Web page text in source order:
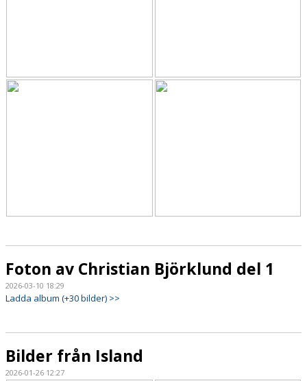
Foton av Christian Björklund del 1
2026-03-10 18:29
Ladda album (+30 bilder) >>
Bilder från Island
2026-01-26 12:27